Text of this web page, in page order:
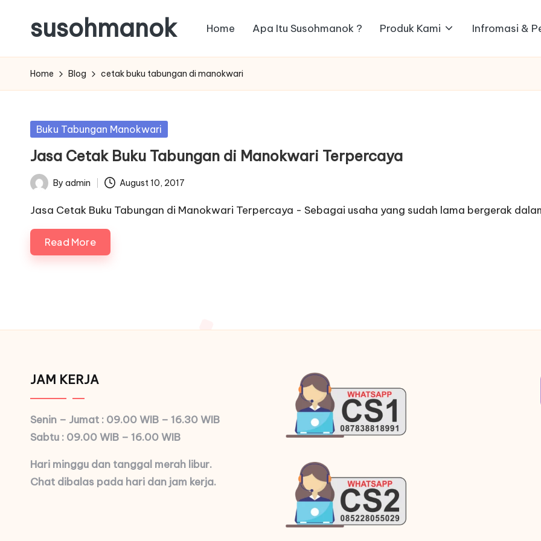
content
susohmanok Home Apa Itu Susohmanok ? Produk Kami Infromasi &
Home Blog cetak buku tabungan di manokwari
Posted
Buku Tabungan Manokwari
Jasa Cetak Buku Tabungan di Manokwari Terpercaya
Posted
by
By admin August 10, 2017
Jasa Cetak Buku Tabungan di Manokwari Terpercaya - Sebagai usaha yang sudah lama bergerak
Read More
JAM KERJA
Senin – Jumat : 09.00 WIB – 16.30 WIB
Sabtu : 09.00 WIB – 16.00 WIB
Hari minggu dan tanggal merah libur.
Chat dibalas pada hari dan jam kerja.